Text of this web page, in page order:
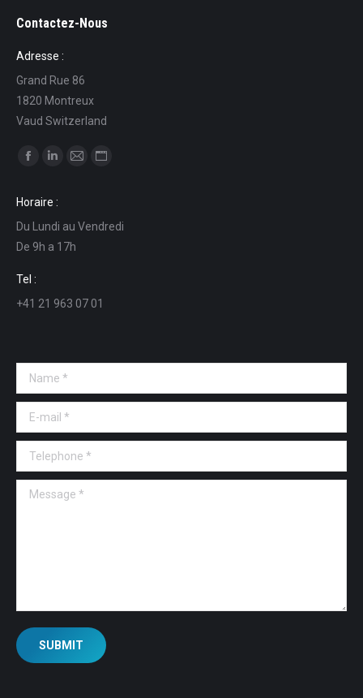
Contactez-Nous
Adresse :
Grand Rue 86
1820 Montreux
Vaud Switzerland
Find us on:
opens
in
new
window
opens
in
new
in
in
Horaire :
Du Lundi au Vendredi
De 9h a 17h
Tel :
+41 21 963 07 01
Name *
E-mail *
Telephone *
Message *
SUBMIT